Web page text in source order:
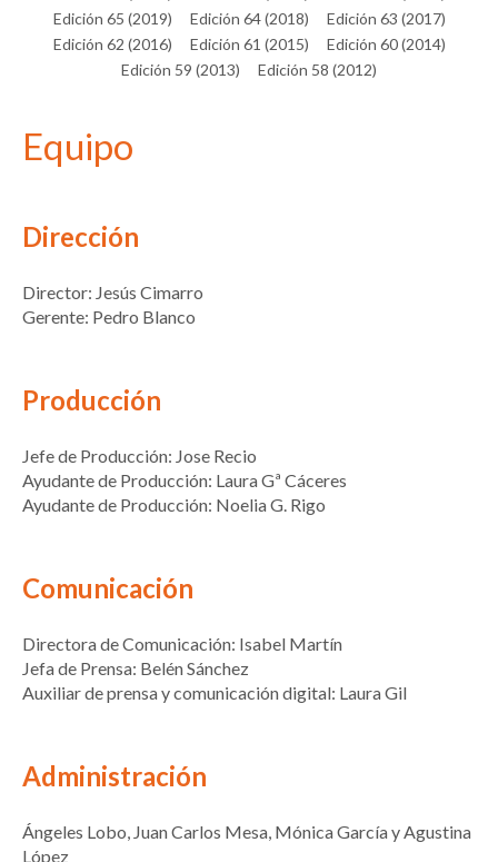
Edición 65 (2019)
Edición 64 (2018)
Edición 63 (2017)
Edición 62 (2016)
Edición 61 (2015)
Edición 60 (2014)
Edición 59 (2013)
Edición 58 (2012)
Equipo
Dirección
Director: Jesús Cimarro
Gerente: Pedro Blanco
Producción
Jefe de Producción: Jose Recio
Ayudante de Producción: Laura Gª Cáceres
Ayudante de Producción: Noelia G. Rigo
Comunicación
Directora de Comunicación: Isabel Martín
Jefa de Prensa: Belén Sánchez
Auxiliar de prensa y comunicación digital: Laura Gil
Administración
Ángeles Lobo, Juan Carlos Mesa, Mónica García y Agustina
López